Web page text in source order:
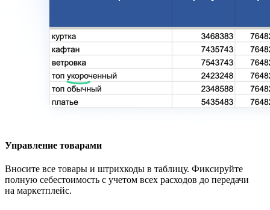
Управление товарами
Вносите все товары и штрихкоды в таблицу. Фиксируйте
полную себестоимость с учетом всех расходов до передачи
на маркетплейс.